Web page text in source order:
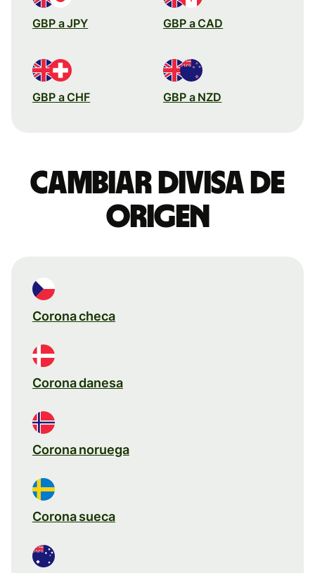
GBP a JPY GBP a CAD
GBP a CHF GBP a NZD
Cambiar divisa de
origen
Corona checa
Corona danesa
Corona noruega
Corona sueca